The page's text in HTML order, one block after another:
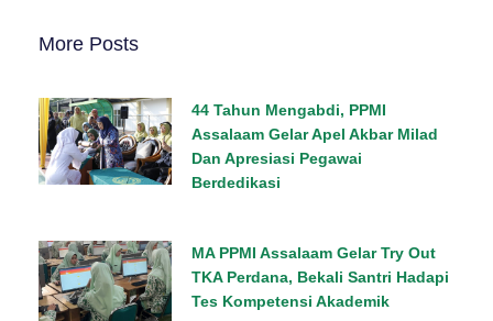
More Posts
44 Tahun Mengabdi, PPMI
Assalaam Gelar Apel Akbar Milad
Dan Apresiasi Pegawai
Berdedikasi
MA PPMI Assalaam Gelar Try Out
TKA Perdana, Bekali Santri Hadapi
Tes Kompetensi Akademik